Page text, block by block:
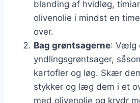
blanding af hvidløg,
olivenolie i mindst en
over.
Bag grøntsagerne: Vælg
yndlingsgrøntsager,
kartofler og løg. Skær
stykker og læg dem i et
med olivenolie og krydr